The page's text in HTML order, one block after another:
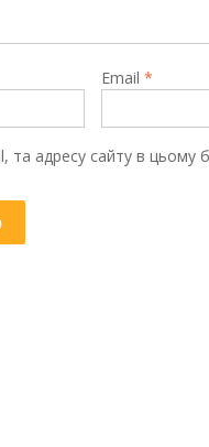
Email *
та адресу сайту в цьому